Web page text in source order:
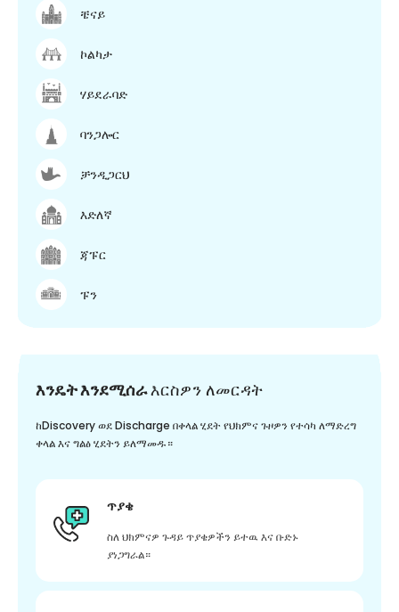
ቼናይ
ኮልካታ
ሃይደራባድ
ባንጋሎር
ቻንዲጋርህ
እድለኛ
ጃፑር
ፑን
እንዴት እንደሚሰራእርስዎን ለመርዳት
ከDiscovery ወደ Discharge በቀላል ሂደት የህክምና ጉዞዎን የተሳካ ለማድረግ
ቀላል እና ግልፅ ሂደትን ይለማመዱ።
ጥያቄ
ስለ ህክምናዎ ጉዳይ ጥያቄዎችን ይተዉ እና ቡድኑ
ያነጋግራል።